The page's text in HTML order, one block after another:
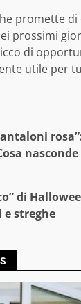
promette
prossimi
di
utile per
di
streghe